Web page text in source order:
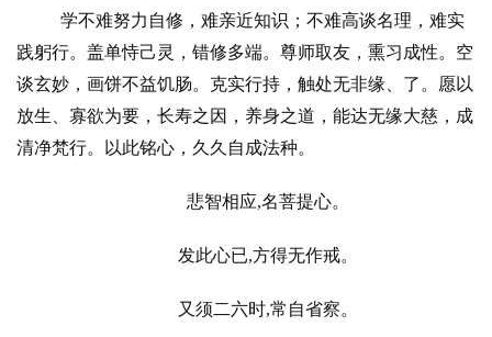
学不难努力自修，难亲近知识；不难高谈名理，难实
践躬行。盖单恃己灵，错修多端。尊师取友，熏习成性。空
谈玄妙，画饼不益饥肠。克实行持，触处无非缘、了。愿以
放生、寡欲为要，长寿之因，养身之道，能达无缘大慈，成
清净梵行。以此铭心，久久自成法种。
悲智相应,名菩提心。
发此心已,方得无作戒。
又须二六时,常自省察。